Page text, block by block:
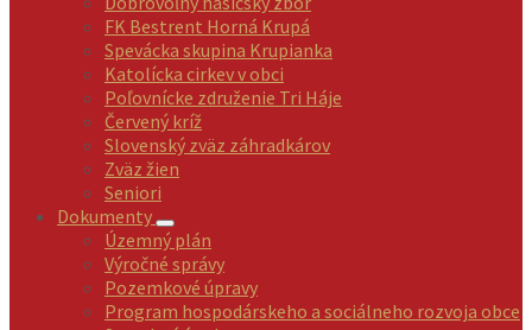
FK Bestrent Horná Krupá
Spevácka skupina Krupianka
Katolícka cirkev v obci
Poľovnícke združenie Tri Háje
Červený kríž
Slovenský zväz záhradkárov
Zväz žien
Seniori
Dokumenty
Územný plán
Výročné správy
Pozemkové úpravy
Program hospodárskeho a sociálneho rozvoja obce